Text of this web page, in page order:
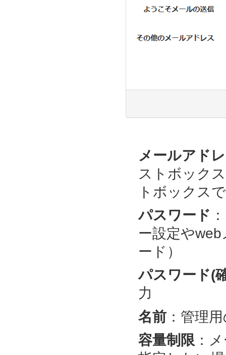
メールアド
ストボック
トボックス
パスワード
ー設定や
ード）
パスワード(
力
名前：管理
容量制限：